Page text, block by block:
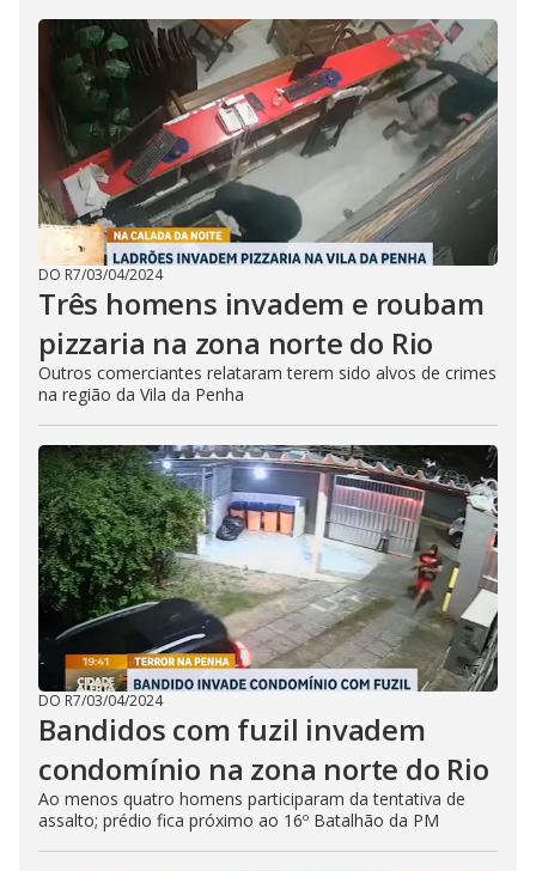
DO R7/03/04/2024
Três homens invadem e roubam
pizzaria na zona norte do Rio
Outros comerciantes relataram terem sido alvos de crimes
na região da Vila da Penha
DO R7/03/04/2024
Bandidos com fuzil invadem
condomínio na zona norte do Rio
Ao menos quatro homens participaram da tentativa de
assalto; prédio fica próximo ao 16º Batalhão da PM